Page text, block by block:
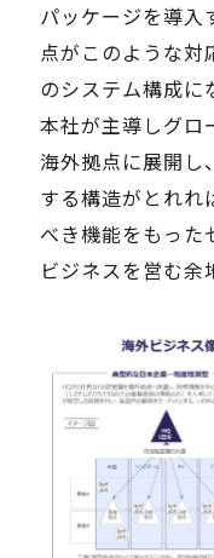
パッケージを導入
点がこのような対
のシステム構成に
本社が主導しグロ
海外拠点に展開し
する構造がとれれ
べき機能をもった
ビジネスを営む余